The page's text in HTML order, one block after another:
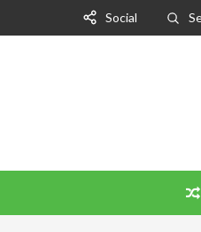
Social